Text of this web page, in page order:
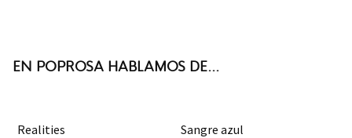
EN POPROSA HABLAMOS DE...
Realities Sangre azul